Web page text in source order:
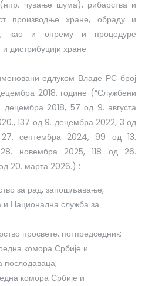
чување шума), рибарства и
производње хране, обраду и
као и опрему и процедуре
дистрибуцији хране.
одлуком Владе РС број
2018. године (“Службени
2018, 57 од 9. августа
137 од 9. децембра 2022, 3 од
септембра 2024, 99 од 13.
новембра 2025, 118 од 26.
20. марта 2026.) :
за рад, запошљавање,
и Национална служба за
просвете, потпредседник;
комора Србије и
послодаваца;
комора Србије и